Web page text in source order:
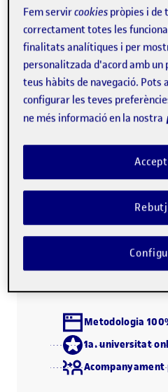
habilitat amb
amb una metodologia en línia
format visual i videoreptes,
en pràctica els diferents
Aquest curs s'orienta a
professionals següents
nivell.
Descarrega el programa
Metodologia
1a. universitat
Fem servircookies pròpies i de
correctament totes les
finalitats analítiques i per
personalitzada d'acord amb
teus hàbits de navegació. Pots
configurar les teves
ne més informació en la nostra